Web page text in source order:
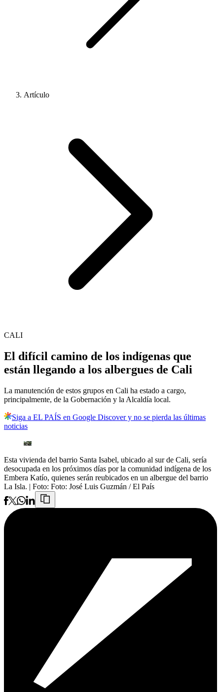
Artículo
CALI
El difícil camino de los indígenas que
están llegando a los albergues de Cali
La manutención de estos grupos en Cali ha estado a cargo,
principalmente, de la Gobernación y la Alcaldía local.
Siga a EL PAÍS en Google Discover y no se pierda las últimas
noticias
Esta vivienda del barrio Santa Isabel, ubicado al sur de Cali, sería
desocupada en los próximos días por la comunidad indígena de los
Embera Katío, quienes serán reubicados en un albergue del barrio
La Isla. | Foto: Foto: José Luis Guzmán / El País